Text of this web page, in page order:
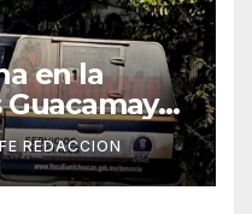
en la
a balazos a
REDACCION